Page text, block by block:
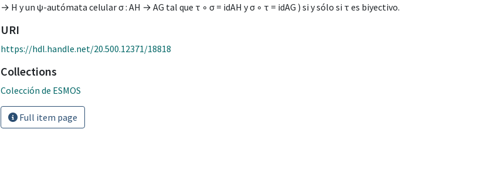
→ H y un ψ-autómata celular σ : AH → AG tal que τ ◦ σ = idAH y σ ◦ τ = idAG ) si y sólo si τ es biyectivo.
URI
https://hdl.handle.net/20.500.12371/18818
Collections
Colección de ESMOS
Full item page